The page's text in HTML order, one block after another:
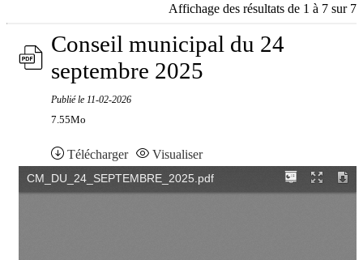
Affichage des résultats de 1 à 7 sur 7
Conseil municipal du 24
septembre 2025
Publié le 11-02-2026
7.55Mo
Télécharger Visualiser